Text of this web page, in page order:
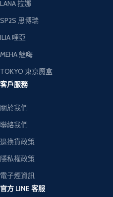
LANA 拉娜
SP2S 思博瑞
ILIA 哩亞
MEHA 魅嗨
TOKYO 東京魔盒
客戶服務
關於我們
聯絡我們
退換貨政策
隱私權政策
電子煙資訊
官方 LINE 客服